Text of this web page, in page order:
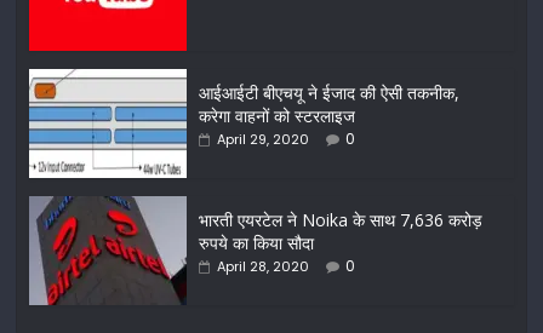
आईआईटी बीएचयू ने ईजाद की ऐसी तकनीक,
करेगा वाहनों को स्टरलाइज
April 29, 2020 0
भारती एयरटेल ने Noika के साथ 7,636 करोड़
रुपये का किया सौदा
April 28, 2020 0